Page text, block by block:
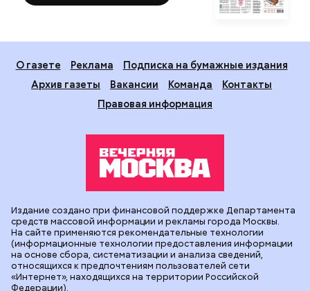
О газете Реклама
Подписка на бумажные издания
Архив газеты
Вакансии Команда
Контакты
Правовая информация
Издание создано при финансовой поддержке Департамента
средств массовой информации и рекламы города Москвы.
На сайте применяются рекомендательные технологии
(информационные технологии предоставления информации
на основе сбора, систематизации и анализа сведений,
относящихся к предпочтениям пользователей сети
«Интернет», находящихся на территории Российской
Федерации).